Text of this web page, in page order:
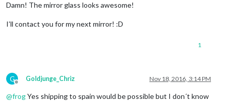
Damn! The mirror glass looks awesome!
I’ll contact you for my next mirror! :D
1
G
Offline
Goldjunge_Chriz Nov 18, 2016, 3:14 PM
@frogYes shipping to spain would be possible but I don´t know